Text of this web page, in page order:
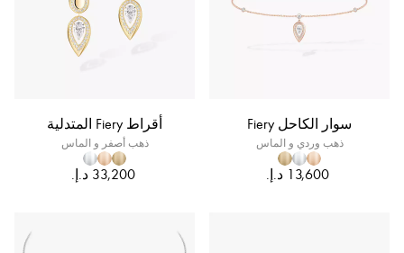
سوار الكاحل Fiery
ذهب وردي و الماس
أقراط Fiery المتدلية
ذهب أصفر و الماس
‏33,200 د.إ.‏